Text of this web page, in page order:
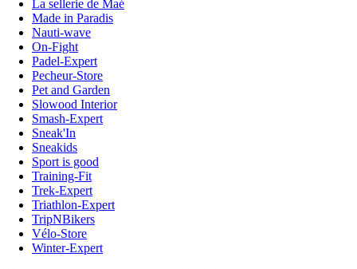
La sellerie de Maé
Made in Paradis
Nauti-wave
On-Fight
Padel-Expert
Pecheur-Store
Pet and Garden
Slowood Interior
Smash-Expert
Sneak'In
Sneakids
Sport is good
Training-Fit
Trek-Expert
Triathlon-Expert
TripNBikers
Vélo-Store
Winter-Expert